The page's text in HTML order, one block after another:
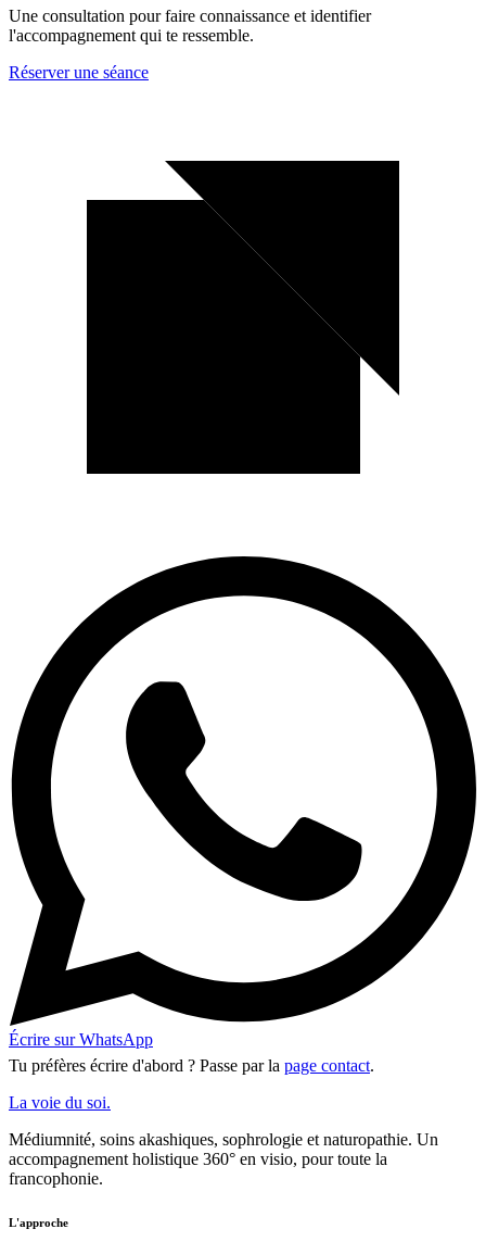
Une consultation pour faire connaissance et identifier
l'accompagnement qui te ressemble.
Réserver une séance
Écrire sur WhatsApp
Tu préfères écrire d'abord ? Passe par la page contact.
La voie du soi.
Médiumnité, soins akashiques, sophrologie et naturopathie. Un
accompagnement holistique 360° en visio, pour toute la
francophonie.
L'approche